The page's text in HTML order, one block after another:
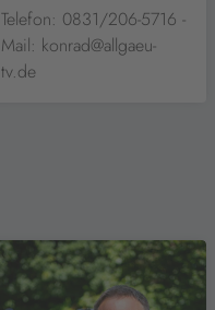
Telefon: 0831/206-5716 -
Mail: konrad@allgaeu-
tv.de